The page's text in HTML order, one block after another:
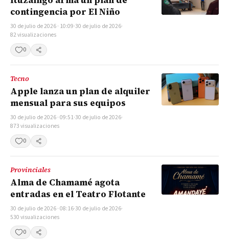
contingencia por El Niño
30 de julio de 2026 · 10:09·30 de julio de 2026·
82 visualizaciones
0
Compartir
Tecno
Apple lanza un plan de alquiler
mensual para sus equipos
30 de julio de 2026 · 09:51·30 de julio de 2026·
873 visualizaciones
0
Compartir
Provinciales
Alma de Chamamé agota
entradas en el Teatro Flotante
30 de julio de 2026 · 08:16·30 de julio de 2026·
530 visualizaciones
0
Compartir